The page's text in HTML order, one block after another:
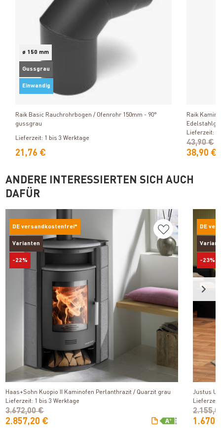
ø 150 mm
Gussgrau
Einwandig
Produkt ansehen
Raik Basic Rauchrohrbogen / Ofenrohr 150mm - 90°
gussgrau
Lieferzeit: 1 bis 3 Werktage
21,76 €
Raik
Lieferzeit: 1
38,90 €
43,90 €
ANDERE INTERESSIERTEN SICH AUCH
DAFÜR
DE versandkostenfrei*
Varianten
-22%
Produkt ansehen
Haas+Sohn Kuopio II Kaminofen Perlanthrazit / Quarzit grau
Lieferzeit: 1 bis 3 Werktage
2.857,20 €
3.672,00 €
DE
-23%
Justus